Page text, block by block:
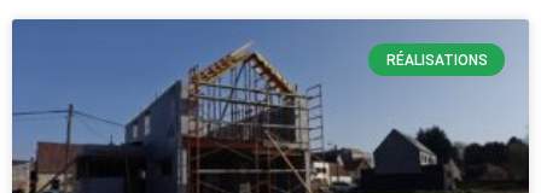
RÉALISATIONS